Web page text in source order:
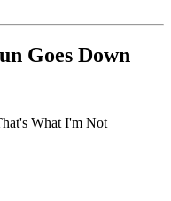
Goes Down
What I'm Not